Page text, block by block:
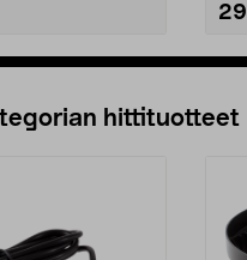
hittituotteet